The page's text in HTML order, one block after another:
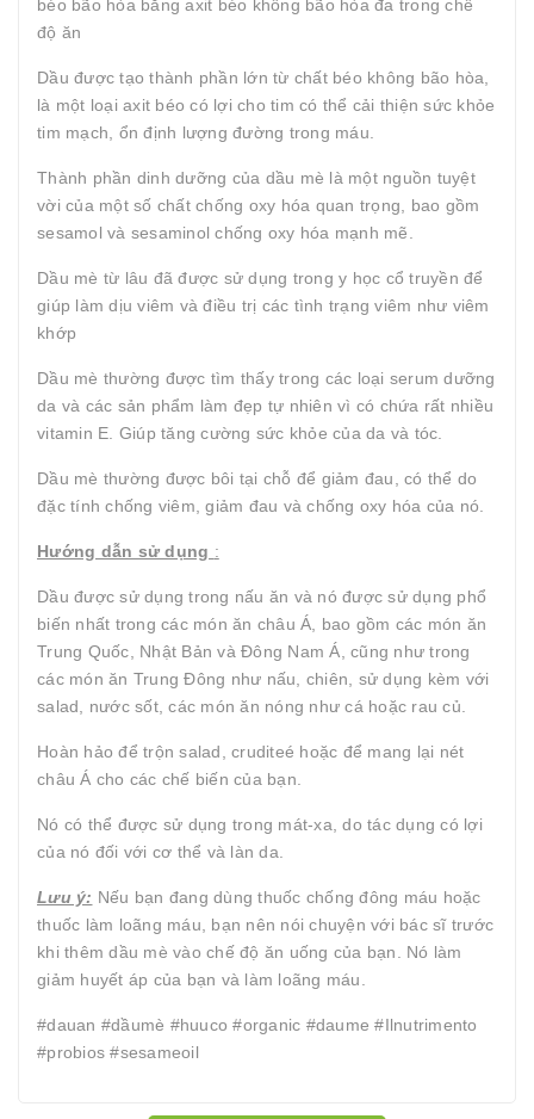
béo bão hòa bằng axit béo không bão hòa đa trong chế
độ ăn
Dầu được tạo thành phần lớn từ chất béo không bão hòa,
là một loại axit béo có lợi cho tim có thể cải thiện sức khỏe
tim mạch, ổn định lượng đường trong máu.
Thành phần dinh dưỡng của dầu mè là một nguồn tuyệt
vời của một số chất chống oxy hóa quan trọng, bao gồm
sesamol và sesaminol chống oxy hóa mạnh mẽ.
Dầu mè từ lâu đã được sử dụng trong y học cổ truyền để
giúp làm dịu viêm và điều trị các tình trạng viêm như viêm
khớp
Dầu mè thường được tìm thấy trong các loại serum dưỡng
da và các sản phẩm làm đẹp tự nhiên vì có chứa rất nhiều
vitamin E. Giúp tăng cường sức khỏe của da và tóc.
Dầu mè thường được bôi tại chỗ để giảm đau, có thể do
đặc tính chống viêm, giảm đau và chống oxy hóa của nó.
Hướng dẫn sử dụng :
Dầu được sử dụng trong nấu ăn và nó được sử dụng phổ
biến nhất trong các món ăn châu Á, bao gồm các món ăn
Trung Quốc, Nhật Bản và Đông Nam Á, cũng như trong
các món ăn Trung Đông như nấu, chiên, sử dụng kèm với
salad, nước sốt, các món ăn nóng như cá hoặc rau củ.
Hoàn hảo để trộn salad, cruditeé hoặc để mang lại nét
châu Á cho các chế biến của bạn.
Nó có thể được sử dụng trong mát-xa, do tác dụng có lợi
của nó đối với cơ thể và làn da.
Lưu ý: Nếu bạn đang dùng thuốc chống đông máu hoặc
thuốc làm loãng máu, bạn nên nói chuyện với bác sĩ trước
khi thêm dầu mè vào chế độ ăn uống của bạn. Nó làm
giảm huyết áp của bạn và làm loãng máu.
#dauan #dầumè #huuco #organic #daume #Ilnutrimento
#probios #sesameoil